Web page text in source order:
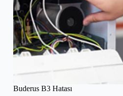
Buderus B3 Hatası